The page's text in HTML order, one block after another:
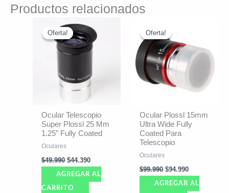
Productos relacionados
Oferta!
Oferta!
Ocular Telescopio
Super Plossl 25 Mm
1.25” Fully Coated
Oculares
$49.990
precio
original
era:
$49.990.
$44.390
precio
actual
es:
AGREGAR AL
CARRITO
Oferta!
Oferta!
Ocular Plossl 15mm
Ultra Wide Fully
Coated Para
Telescopio
Oculares
$99.990
precio
original
era:
$99.990.
$94.990
es:
$94.990.
AGREGAR AL